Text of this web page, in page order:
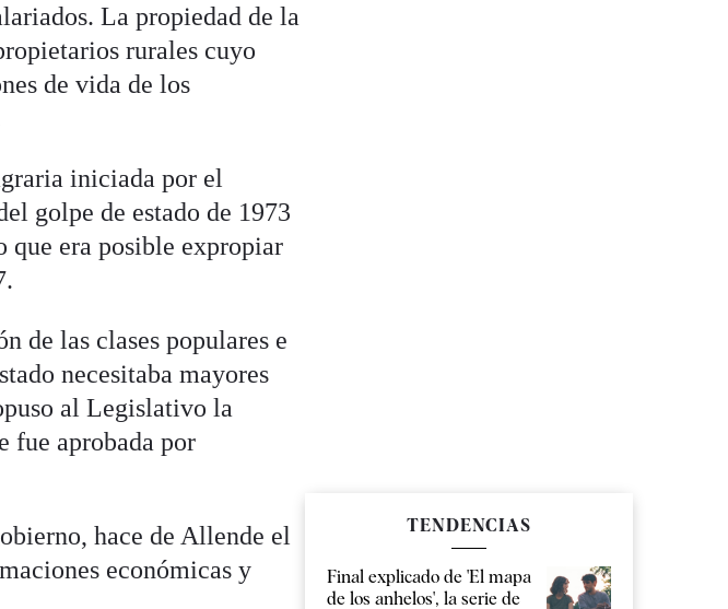
La propiedad de la
rurales cuyo
de vida de los
iniciada por el
golpe de estado de 1973
que era posible expropiar
de las clases populares e
necesitaba mayores
al Legislativo la
fue aprobada por
hace de Allende el
económicas y
TENDENCIAS
Final explicado de 'El mapa
de los anhelos', la serie de